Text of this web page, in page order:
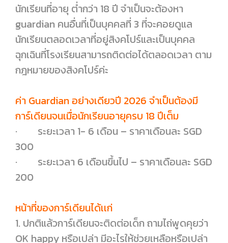
นักเรียนที่อายุ ต่ำกว่า 18 ปี จำเป็นจะต้องหา
guardian คนอื่นที่เป็นบุคคลที่ 3 ที่จะคอยดูแล
นักเรียนตลอดเวลาที่อยู่สิงคโปร์และเป็นบุคคล
ฉุกเฉินที่โรงเรียนสามารถติดต่อได้ตลอดเวลา ตาม
กฎหมายของสิงคโปร์ค่ะ
ค่า Guardian อย่างเดียวปี 2026 จำเป็นต้องมี
การ์เดียนจนเมื่อนักเรียนอายุครบ 18 ปีเต็ม
· ระยะเวลา 1- 6 เดือน – ราคาเดือนละ SGD
300
· ระยะเวลา 6 เดือนขึ้นไป – ราคาเดือนละ SGD
200
หน้าที่ของการ์เดียนได้เเก่
1. ปกติแล้วการ์เดียนจะติดต่อเด็ก ถามไถ่พูดคุยว่า
OK happy หรือเปล่า มีอะไรให้ช่วยเหลือหรือเปล่า